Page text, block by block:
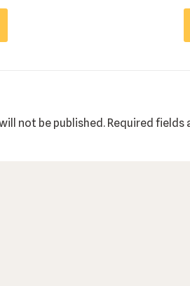
not be published. Required fields